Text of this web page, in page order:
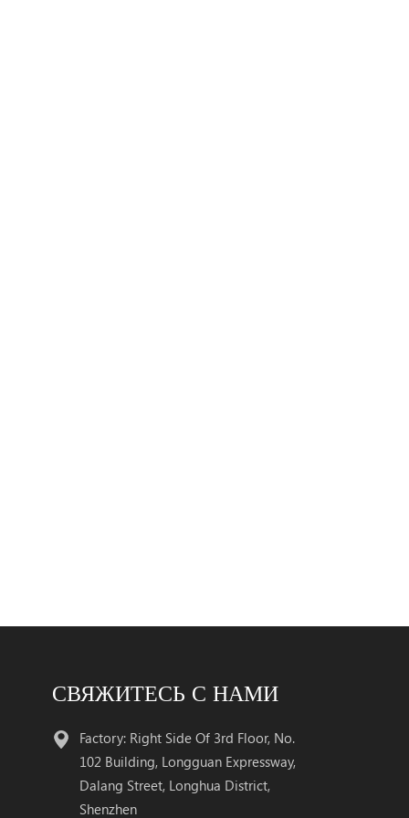
СВЯЖИТЕСЬ С НАМИ
Factory: Right Side Of 3rd Floor, No.
102 Building, Longguan Expressway,
Dalang Street, Longhua District,
Shenzhen